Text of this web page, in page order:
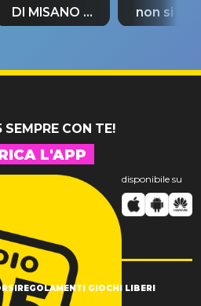
DI MISANO si
riconferma
non si
fino alla
SEMPRE CON TE!
L'APP
disponibile su
REGOLAMENTI GIOCHI LIBERI